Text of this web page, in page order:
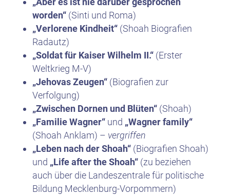
worden“(Sinti und Roma)
„Verlorene Kindheit“(Shoah Biografien
Radautz)
„Soldat für Kaiser Wilhelm II.“(Erster
Weltkrieg M-V)
„Jehovas Zeugen“(Biografien zur
Verfolgung)
„Zwischen Dornen und Blüten“(Shoah)
„Familie Wagner“und „Wagner family“
(Shoah Anklam) – vergriffen
„Leben nach der Shoah“(Biografien Shoah)
und „Life after the Shoah“(zu beziehen
auch über die Landeszentrale für politische
Bildung Mecklenburg-Vorpommern)